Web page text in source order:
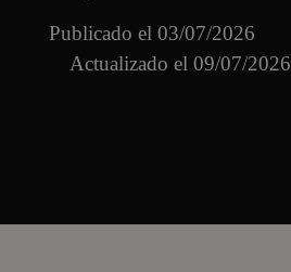
Publicado el 03/07/2026
Actualizado el 09/07/2026